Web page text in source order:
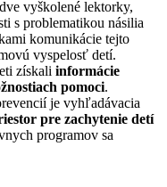
vyškolené lektorky,
s problematikou násilia
komunikácie tejto
vyspelosť detí.
získali informácie
pomoci.
je vyhľadávacia
pre zachytenie detí
programov sa